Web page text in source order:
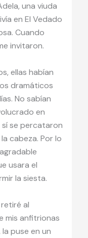
una viuda
en El Vedado
Cuando
invitaron.
ellas habían
dramáticos
No sabían
en
se percataron
cabeza. Por lo
usara el
la siesta.
al
mis anfitrionas
puse en un